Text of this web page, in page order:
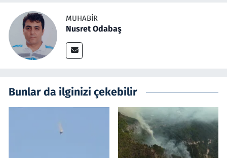
MUHABIR
Nusret Odabaş
Bunlar da ilginizi çekebilir